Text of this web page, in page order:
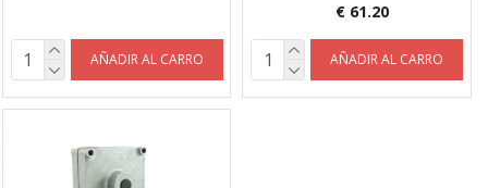
AÑADIR AL CARRO
€ 61.20
AÑADIR AL CARRO